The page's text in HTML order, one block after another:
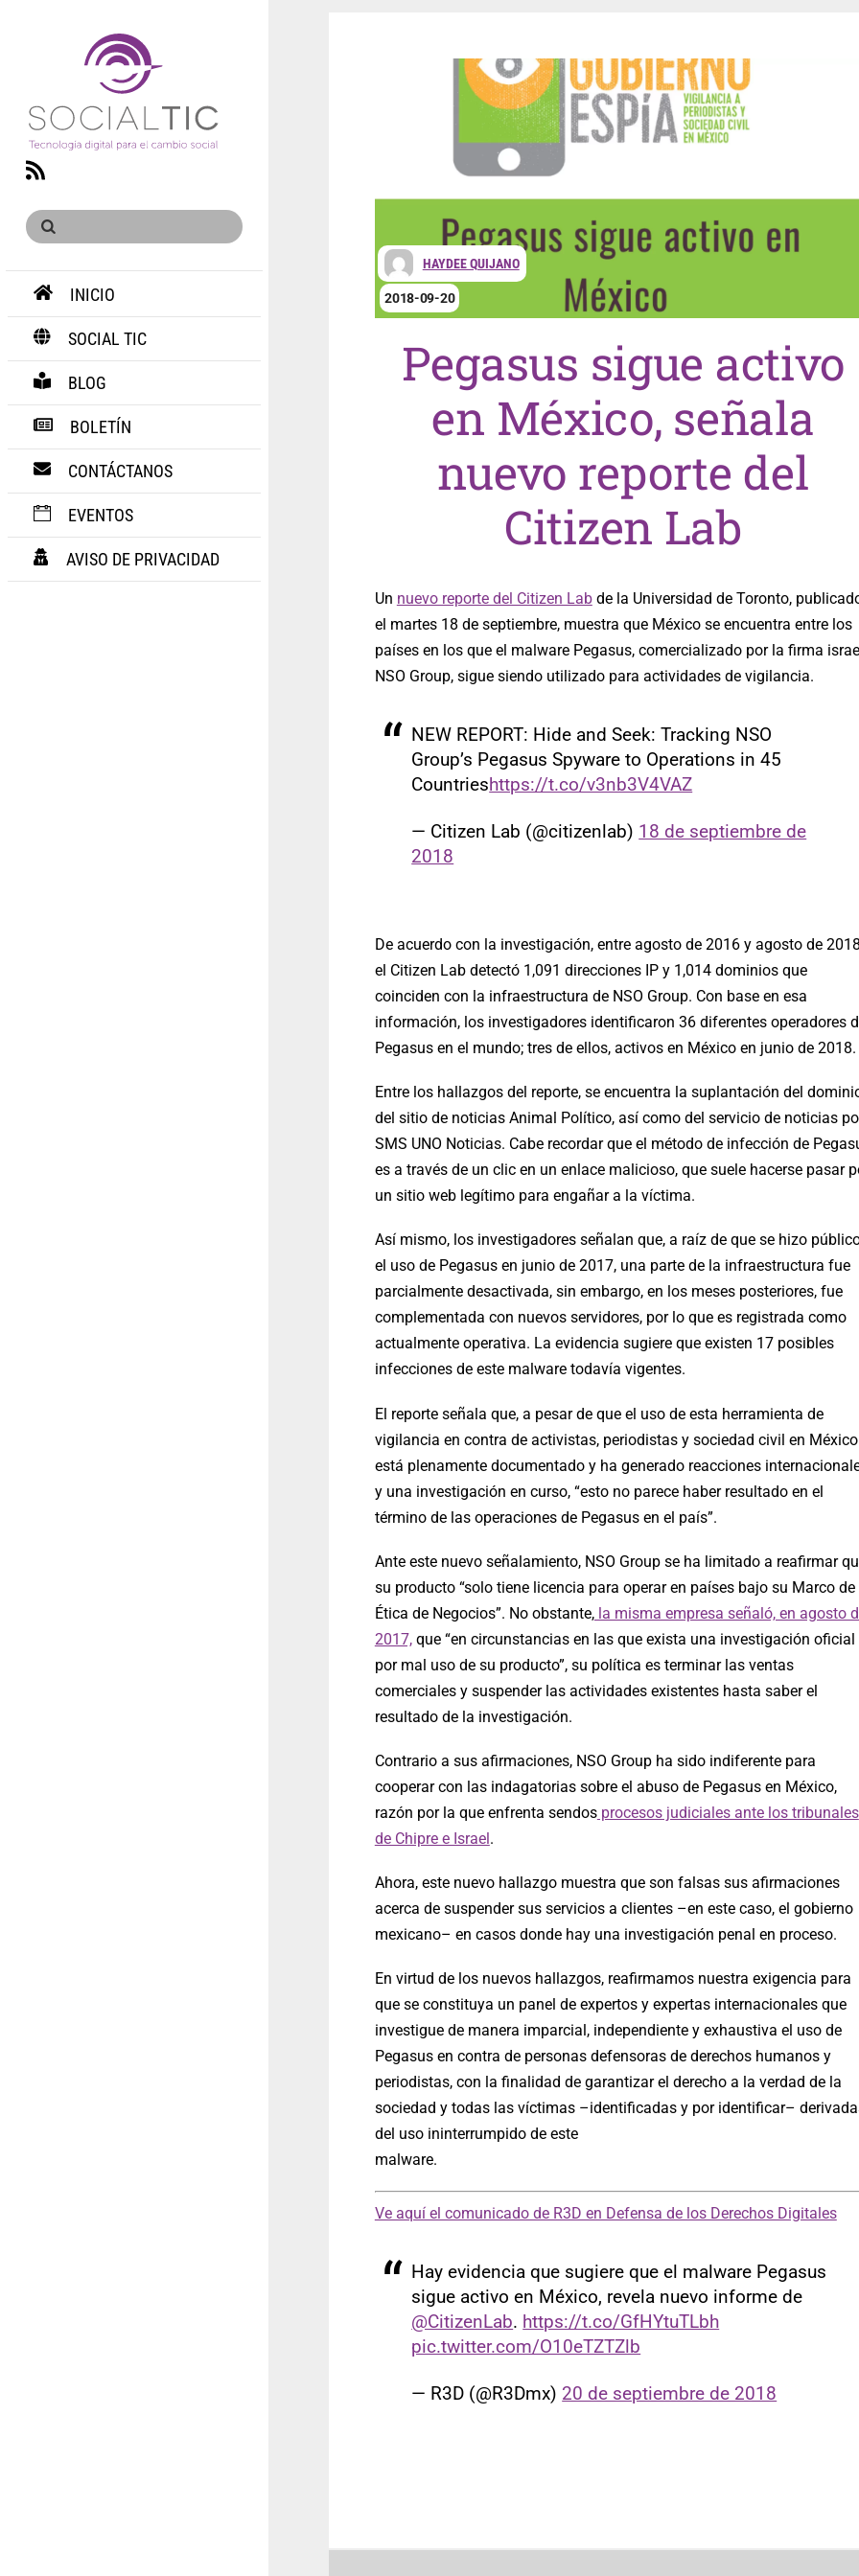
RSS
INICIO
SOCIAL TIC
BLOG
BOLETÍN
CONTÁCTANOS
EVENTOS
AVISO DE PRIVACIDAD
HAYDEE QUIJANO
2018-09-20
Pegasus sigue activo
en México, señala
nuevo reporte del
Citizen Lab
Un nuevo reporte del Citizen Labde la Universidad de Toronto,
el martes 18 de septiembre, muestra que México se encuentra entre los
países en los que el malware Pegasus, comercializado por la firma
NSO Group, sigue siendo utilizado para actividades de vigilancia.
NEW REPORT: Hide and Seek: Tracking NSO
Group’s Pegasus Spyware to Operations in 45
Countrieshttps://t.co/v3nb3V4VAZ
— Citizen Lab (@citizenlab) 18 de septiembre de
2018
De acuerdo con la investigación, entre agosto de 2016 y agosto de
el Citizen Lab detectó 1,091 direcciones IP y 1,014 dominios que
coinciden con la infraestructura de NSO Group. Con base en esa
información, los investigadores identificaron 36 diferentes operadores
Pegasus en el mundo; tres de ellos, activos en México en junio de 2018.
Entre los hallazgos del reporte, se encuentra la suplantación del
del sitio de noticias Animal Político, así como del servicio de noticias
SMS UNO Noticias. Cabe recordar que el método de infección de
es a través de un clic en un enlace malicioso, que suele hacerse pasar
un sitio web legítimo para engañar a la víctima.
Así mismo, los investigadores señalan que, a raíz de que se hizo
el uso de Pegasus en junio de 2017, una parte de la infraestructura fue
parcialmente desactivada, sin embargo, en los meses posteriores, fue
complementada con nuevos servidores, por lo que es registrada como
actualmente operativa. La evidencia sugiere que existen 17 posibles
infecciones de este malware todavía vigentes.
El reporte señala que, a pesar de que el uso de esta herramienta de
vigilancia en contra de activistas, periodistas y sociedad civil en México
está plenamente documentado y ha generado reacciones
y una investigación en curso, “esto no parece haber resultado en el
término de las operaciones de Pegasus en el país”.
Ante este nuevo señalamiento, NSO Group se ha limitado a reafirmar
su producto “solo tiene licencia para operar en países bajo su Marco de
Ética de Negocios”. No obstante,la misma empresa señaló, en agosto
2017,que “en circunstancias en las que exista una investigación oficial
por mal uso de su producto”, su política es terminar las ventas
comerciales y suspender las actividades existentes hasta saber el
resultado de la investigación.
Contrario a sus afirmaciones, NSO Group ha sido indiferente para
cooperar con las indagatorias sobre el abuso de Pegasus en México,
razón por la que enfrenta sendosprocesos judiciales ante los tribunales
de Chipre e Israel.
Ahora, este nuevo hallazgo muestra que son falsas sus afirmaciones
acerca de suspender sus servicios a clientes –en este caso, el gobierno
mexicano– en casos donde hay una investigación penal en proceso.
En virtud de los nuevos hallazgos, reafirmamos nuestra exigencia para
que se constituya un panel de expertos y expertas internacionales que
investigue de manera imparcial, independiente y exhaustiva el uso de
Pegasus en contra de personas defensoras de derechos humanos y
periodistas, con la finalidad de garantizar el derecho a la verdad de la
sociedad y todas las víctimas –identificadas y por identificar–
del uso ininterrumpido de este
malware.
Ve aquí el comunicado de R3D en Defensa de los Derechos Digitales
Hay evidencia que sugiere que el malware Pegasus
sigue activo en México, revela nuevo informe de
@CitizenLab. https://t.co/GfHYtuTLbh
pic.twitter.com/O10eTZTZlb
— R3D (@R3Dmx) 20 de septiembre de 2018